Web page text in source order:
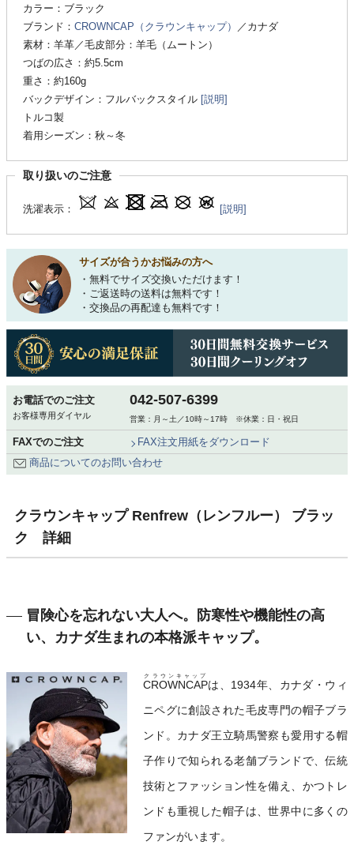
カラー：ブラック
ブランド： CROWNCAP（クラウンキャップ）
／カナダ
素材：羊革／毛皮部分：羊毛（ムートン）
つばの広さ：約5.5cm
重さ：約160g
バックデザイン：フルバックスタイル [説明]
トルコ製
着用シーズン：秋～冬
取り扱いのご注意
洗濯表示： [説明]
サイズが合うかお悩みの方へ
・無料でサイズ交換いただけます！
・ご返送時の送料は無料です！
・交換品の再配達も無料です！
お電話でのご注文
お客様専用ダイヤル
042-507-6399
営業：月～土／10時～17時 ※休業：日・祝日
FAXでのご注文
FAX注文用紙をダウンロード
商品についてのお問い合わせ
クラウンキャップ Renfrew（レンフルー） ブラッ
ク 詳細
冒険心を忘れない大人へ。防寒性や機能性の高
い、カナダ生まれの本格派キャップ。
CROWNCAP
クラウンキャップ
は、1934年、カナダ・ウィ
ニペグに創設された毛皮専門の帽子ブラ
ンド。カナダ王立騎馬警察も愛用する帽
子作りで知られる老舗ブランドで、伝統
技術とファッション性を備え、かつトレ
ンドも重視した帽子は、世界中に多くの
ファンがいます。